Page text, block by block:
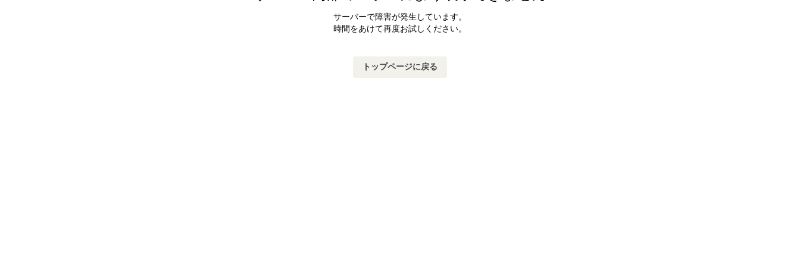
サーバーで障害が発生しています。
時間をあけて再度お試しください。
トップページに戻る